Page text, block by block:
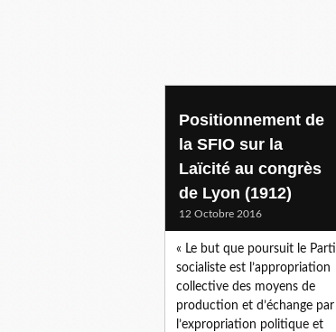
Positionnement de
la SFIO sur la
Laïcité au congrès
de Lyon (1912)
12 Octobre 2016
« Le but que poursuit le Parti
socialiste est l’appropriation
collective des moyens de
production et d’échange par
l’expropriation politique et